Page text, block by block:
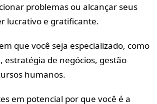
problemas ou alcançar seus
lucrativo e gratificante.
que você seja especializado, como
estratégia de negócios, gestão
humanos.
em potencial por que você é a